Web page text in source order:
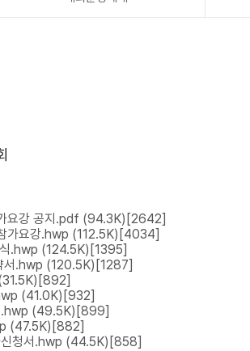
요강 공지.pdf (94.3K) [2642]
가요강.hwp (112.5K) [4034]
.hwp (124.5K) [1395]
서.hwp (120.5K) [1287]
[892]
(41.0K) [932]
.hwp (49.5K) [899]
(47.5K) [882]
청서.hwp (44.5K) [858]